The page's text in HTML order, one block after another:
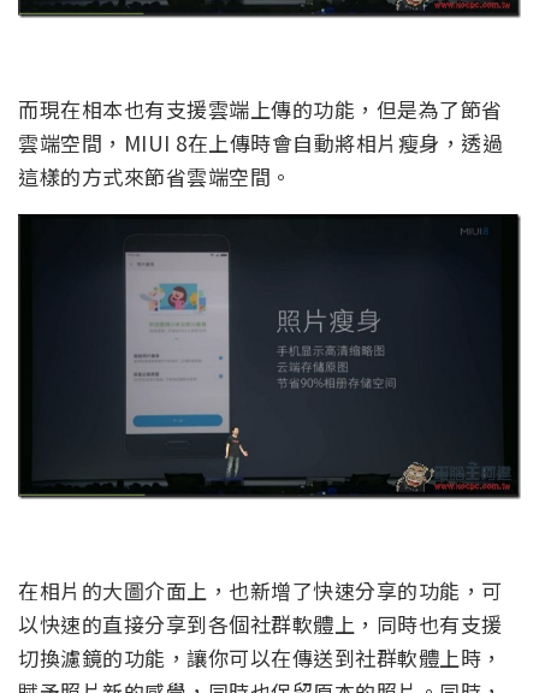
而現在相本也有支援雲端上傳的功能，但是為了節省
雲端空間，MIUI 8在上傳時會自動將相片瘦身，透過
這樣的方式來節省雲端空間。
在相片的大圖介面上，也新增了快速分享的功能，可
以快速的直接分享到各個社群軟體上，同時也有支援
切換濾鏡的功能，讓你可以在傳送到社群軟體上時，